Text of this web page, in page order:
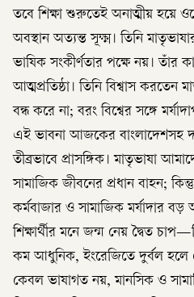
তবে শিক্ষা শুরুতেই অনাত্মীয় হয়ে
অবস্থান অত্যন্ত সূক্ষ্ম। তিনি
ভাষিক সংকীর্ণতার পক্ষে নয়। তাঁর
আত্মপ্রতিষ্ঠা। তিনি বিশ্বাস করতেন
বন্ধ করে না; বরং বিশ্বের সঙ্গে
এই ভাবনা আজকের বাংলাদেশসহ
তীব্রভাবে প্রাসঙ্গিক। মাতৃভাষা
সামাজিক জীবনের প্রধান বাহন;
কর্মবাজার ও সামাজিক মর্যাদার
শিক্ষার্থীর মনে জন্ম নেয় দ্বৈত
কম আধুনিক, ইংরেজিতে দুর্বল
কেবল ভাষাগত নয়, মানসিক ও